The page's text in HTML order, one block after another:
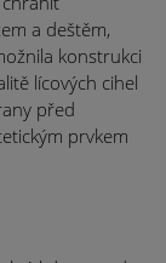
a deštěm,
konstrukci
lícových cihel
před
prvkem